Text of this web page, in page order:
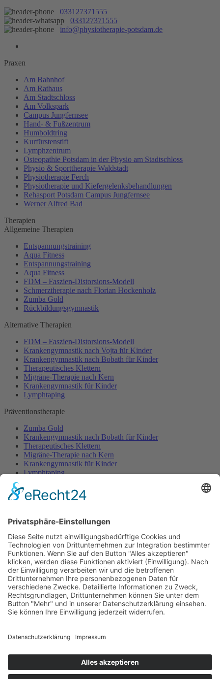
033127371555
033127371555
info@physiotherapie-potsdam.de
Praxen
Am Bahnhof
Am Rathaus
Am Stadtschloss
Am Volkspark
Campus Jungfernsee
Hand- & Fußzentrum
Humboldtring
Kurfürstenstift
Lymphzentrum
Osteopathie Potsdam in der Physio am Stadtschloss
Physio & Sporttherapie Waldstadt
Physiotherapie Ferch
Physiotherapie und Kiefergelenksbehandlungen
Rehasport Potsdam Campus Jungfernsee
Werner Alfred Bad
Therapien
Allgemeine Therapien
Entspannungstraining
Aqua Fitness
Entspannungstraining
Aqua Fitness
FDM – Faszien-Distorsions-Modell
Schmerztherapie nach Florian Hockenholz
Zumba Gold
Rückbildungsgymnastik
Alternative Therapien
FDM – Faszien-Distorsions-Modell
Krankengymnastik nach Vojta für Kinder
Krankengymnastik nach Bobath für Kinder
Therapeutisches Klettern
Migräne-Therapie nach Kern
Krankengymnastik für Kinder
Lymphtaping
Präventionstherapie
Zumba Gold
Krankengymnastik nach Bobath für Kinder
Therapeutisches Klettern
Migräne-Therapie nach Kern
Krankengymnastik für Kinder
Lymphtaping
Rücken Therapie
Aqua Fitness
FDM – Faszien-Distorsions-Modell
Zumba Gold
Rückbildungsgymnastik
Kinder Therapie
Krankengymnastik nach Vojta für Kinder
Krankengymnastik nach Bobath für Kinder
Krankengymnastik für Kinder
Karriere
Sponsoring
Potsdamer Adventsturmblasen
Gutscheine